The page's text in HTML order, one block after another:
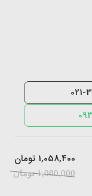
1,058,400 تومان
1,080,000 تومان